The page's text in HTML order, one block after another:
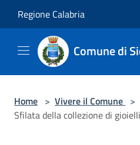
Regione Calabria
Comune di
Home > Vivere il Comune >
Sfilata della collezione di